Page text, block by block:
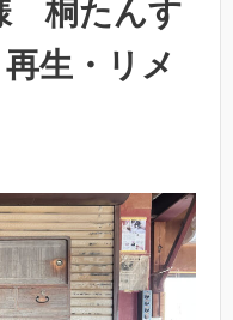
桐たんす
生・リメ